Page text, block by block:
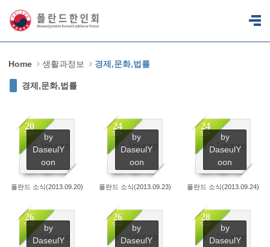
Home 생활과정보 경제,문화,법률
경제,문화,법률
No Image
20
SEP
by
DaseulY
oon
3008
폴란드 소식(2013.09.20)
No Image
24
SEP
by
DaseulY
oon
2964
폴란드 소식(2013.09.23)
No Image
24
SEP
by
DaseulY
oon
2948
폴란드 소식(2013.09.24)
No Image
26
SEP
by
DaseulY
2888 No Image
26
SEP
by
DaseulY
2787 No Image
28
SEP
by
DaseulY
2769